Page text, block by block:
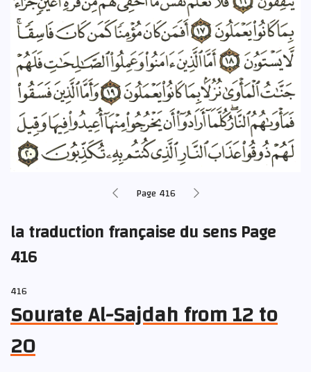
Page 416
la traduction française du sens Page
416
416
Sourate Al-Sajdah from 12 to
20